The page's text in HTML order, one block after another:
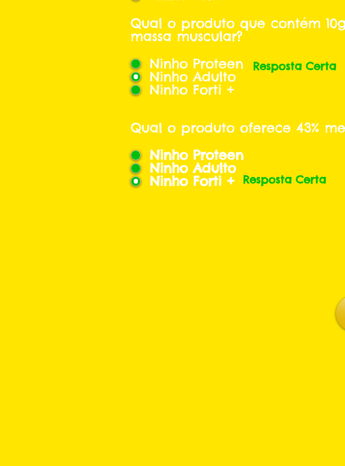
Qual o produto que contém
massa muscular?
Ninho Proteen
Ninho Adulto
Ninho Forti +
Resposta Certa
Qual o produto oferece 43%
Ninho Proteen
Ninho Adulto
Ninho Forti + Resposta Certa